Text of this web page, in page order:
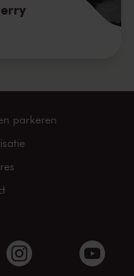
parkeren